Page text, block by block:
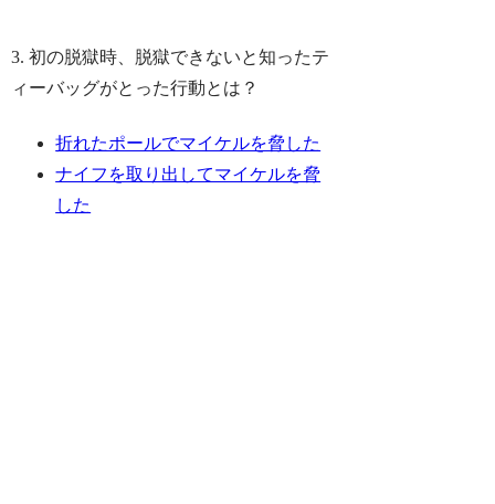
3. 初の脱獄時、脱獄できないと知ったテ
ィーバッグがとった行動とは？
折れたポールでマイケルを脅した
ナイフを取り出してマイケルを脅
した